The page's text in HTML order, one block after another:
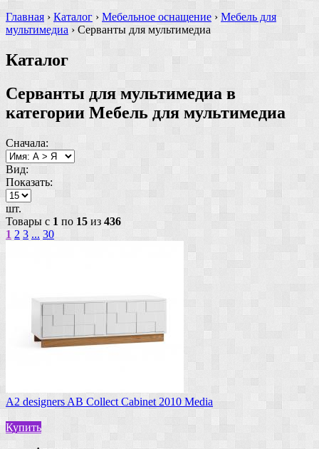
Главная › Каталог › Мебельное оснащение › Мебель для
мультимедиа › Серванты для мультимедиа
Каталог
Серванты для мультимедиа в
категории Мебель для мультимедиа
Сначала:
Вид:
Показать:
шт.
Товары с 1 по 15 из 436
1 2 3 ... 30
A2 designers AB Collect Cabinet 2010 Media
Купить